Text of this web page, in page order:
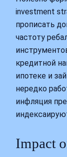
investment
прописать
частоту
кредитной
ипотеке и
нередко
инфляция
Impact